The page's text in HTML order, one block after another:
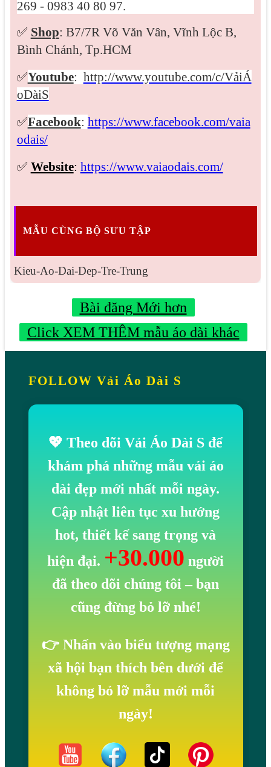
269 - 0983 40 80 97.
✅ Shop: B7/7R Võ Văn Vân, Vĩnh Lộc B,
Bình Chánh, Tp.HCM
✅Youtube: http://www.youtube.com/c/VảiÁ
oDàiS
✅Facebook: https://www.facebook.com/vaia
odais/
✅ Website: https://www.vaiaodais.com/
MẪU CÙNG BỘ SƯU TẬP
Kieu-Ao-Dai-Dep-Tre-Trung
Bài đăng Mới hơn
Click XEM THÊM mẫu áo dài khác
FOLLOW Vải Áo Dài S
💖 Theo dõi Vải Áo Dài S để
khám phá những mẫu vải áo
dài đẹp mới nhất mỗi ngày.
Cập nhật liên tục xu hướng
hot, thiết kế sang trọng và
hiện đại. +30.000 người
đã theo dõi chúng tôi – bạn
cũng đừng bỏ lỡ nhé!
👉 Nhấn vào biểu tượng mạng
xã hội bạn thích bên dưới để
không bỏ lỡ mẫu mới mỗi
ngày!